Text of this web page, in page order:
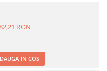
RON
IN COS